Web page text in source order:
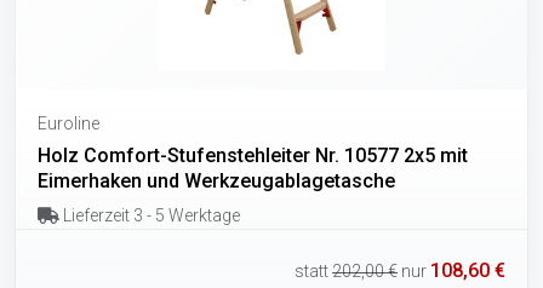
Euroline
Holz Comfort-Stufenstehleiter Nr. 10577 2x5 mit
Eimerhaken und Werkzeugablagetasche
Lieferzeit 3 - 5 Werktage
statt202,00 € nur 108,60 €